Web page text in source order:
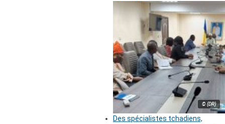
© (DR)
Des spécialistes tchadiens,